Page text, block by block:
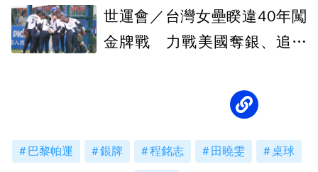
世運會／台灣女壘睽違40年闖
金牌戰 力戰美國奪銀、追平
巴黎帕運 銀牌 程銘志 田曉雯 桌球